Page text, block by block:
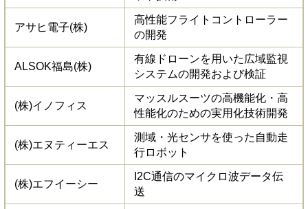
アサヒ電子(株)
高性能フライトコントローラー
の開発
ALSOK福島(株)
有線ドローンを用いた広域監視
システムの開発および検証
(株)イノフィス
マッスルスーツの高機能化・高
性能化のための実用化技術開発
(株)エヌティーエス
測域・光センサを使った自動走
行ロボット
(株)エフイーシー
I2C通信のマイクロ波データ伝
送